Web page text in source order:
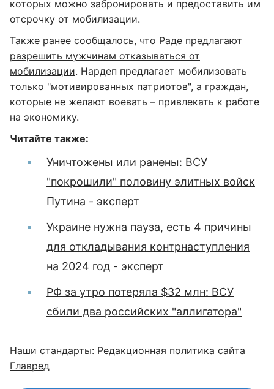
которых можно забронировать и предоставить им
отсрочку от мобилизации.
Также ранее сообщалось, что Раде предлагают
разрешить мужчинам отказываться от
мобилизации. Нардеп предлагает мобилизовать
только "мотивированных патриотов", а граждан,
которые не желают воевать – привлекать к работе
на экономику.
Читайте также:
Уничтожены или ранены: ВСУ
"покрошили" половину элитных войск
Путина - эксперт
Украине нужна пауза, есть 4 причины
для откладывания контрнаступления
на 2024 год - эксперт
РФ за утро потеряла $32 млн: ВСУ
сбили два российских "аллигатора"
Наши стандарты: Редакционная политика сайта
Главред